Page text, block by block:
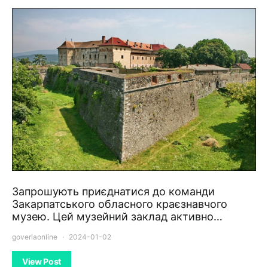
Запрошують приєднатися до команди
Закарпатського обласного краєзнавчого
музею. Цей музейний заклад активно…
goverlaonline 2024-01-02
View Post